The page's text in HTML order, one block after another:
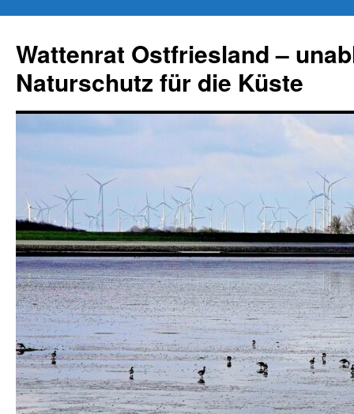
springen
Wattenrat Ostfriesland –
Naturschutz für die Küste